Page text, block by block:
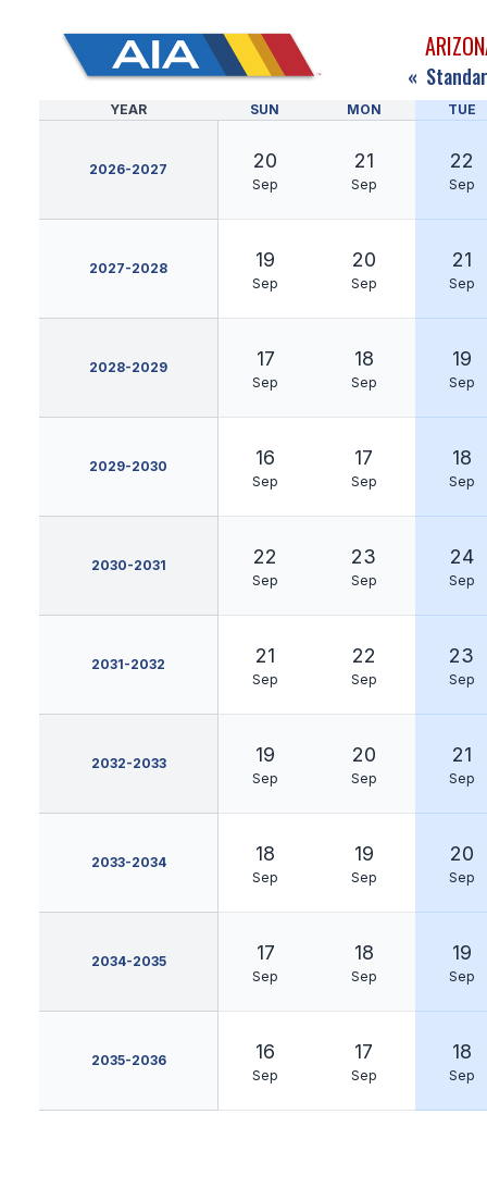
«
YEAR SUN MON TUE
2026-2027 20
Sep
21
Sep
22
Sep
2027-2028 19
Sep
20
Sep
21
Sep
2028-2029 17
Sep
18
Sep
19
Sep
2029-2030 16
Sep
17
Sep
18
Sep
2030-2031 22
Sep
23
Sep
24
Sep
2031-2032 21
Sep
22
Sep
23
Sep
2032-2033 19
Sep
20
Sep
21
Sep
2033-2034 18
Sep
19
Sep
20
Sep
2034-2035 17
Sep
18
Sep
19
Sep
2035-2036 16
Sep
17
Sep
18
Sep